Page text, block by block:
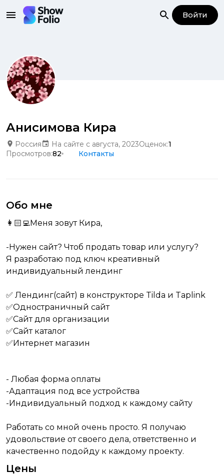
Войти
Анисимова Кира
Россия На сайте с августа, 2023Оценок:1
Просмотров:82 Контакты
Обо мне
👩🏻‍💻Меня зовут Кира,
-Нужен сайт? Чтоб продать товар или услугу?
Я разработаю под ключ креативный
индивидуальный лендинг
✅ Лендинг(сайт) в конструкторе Tilda и Taplink
✅Одностраничный сайт
✅Сайт для организации
✅Сайт каталог
✅Интернет магазин
- Любая форма оплаты
-Адаптация под все устройства
-Индивидуальный подход к каждому сайту
Работать со мной очень просто. Я получаю
удовольствие от своего дела, ответственно и
качественно подойду к каждому проекту.
Цены